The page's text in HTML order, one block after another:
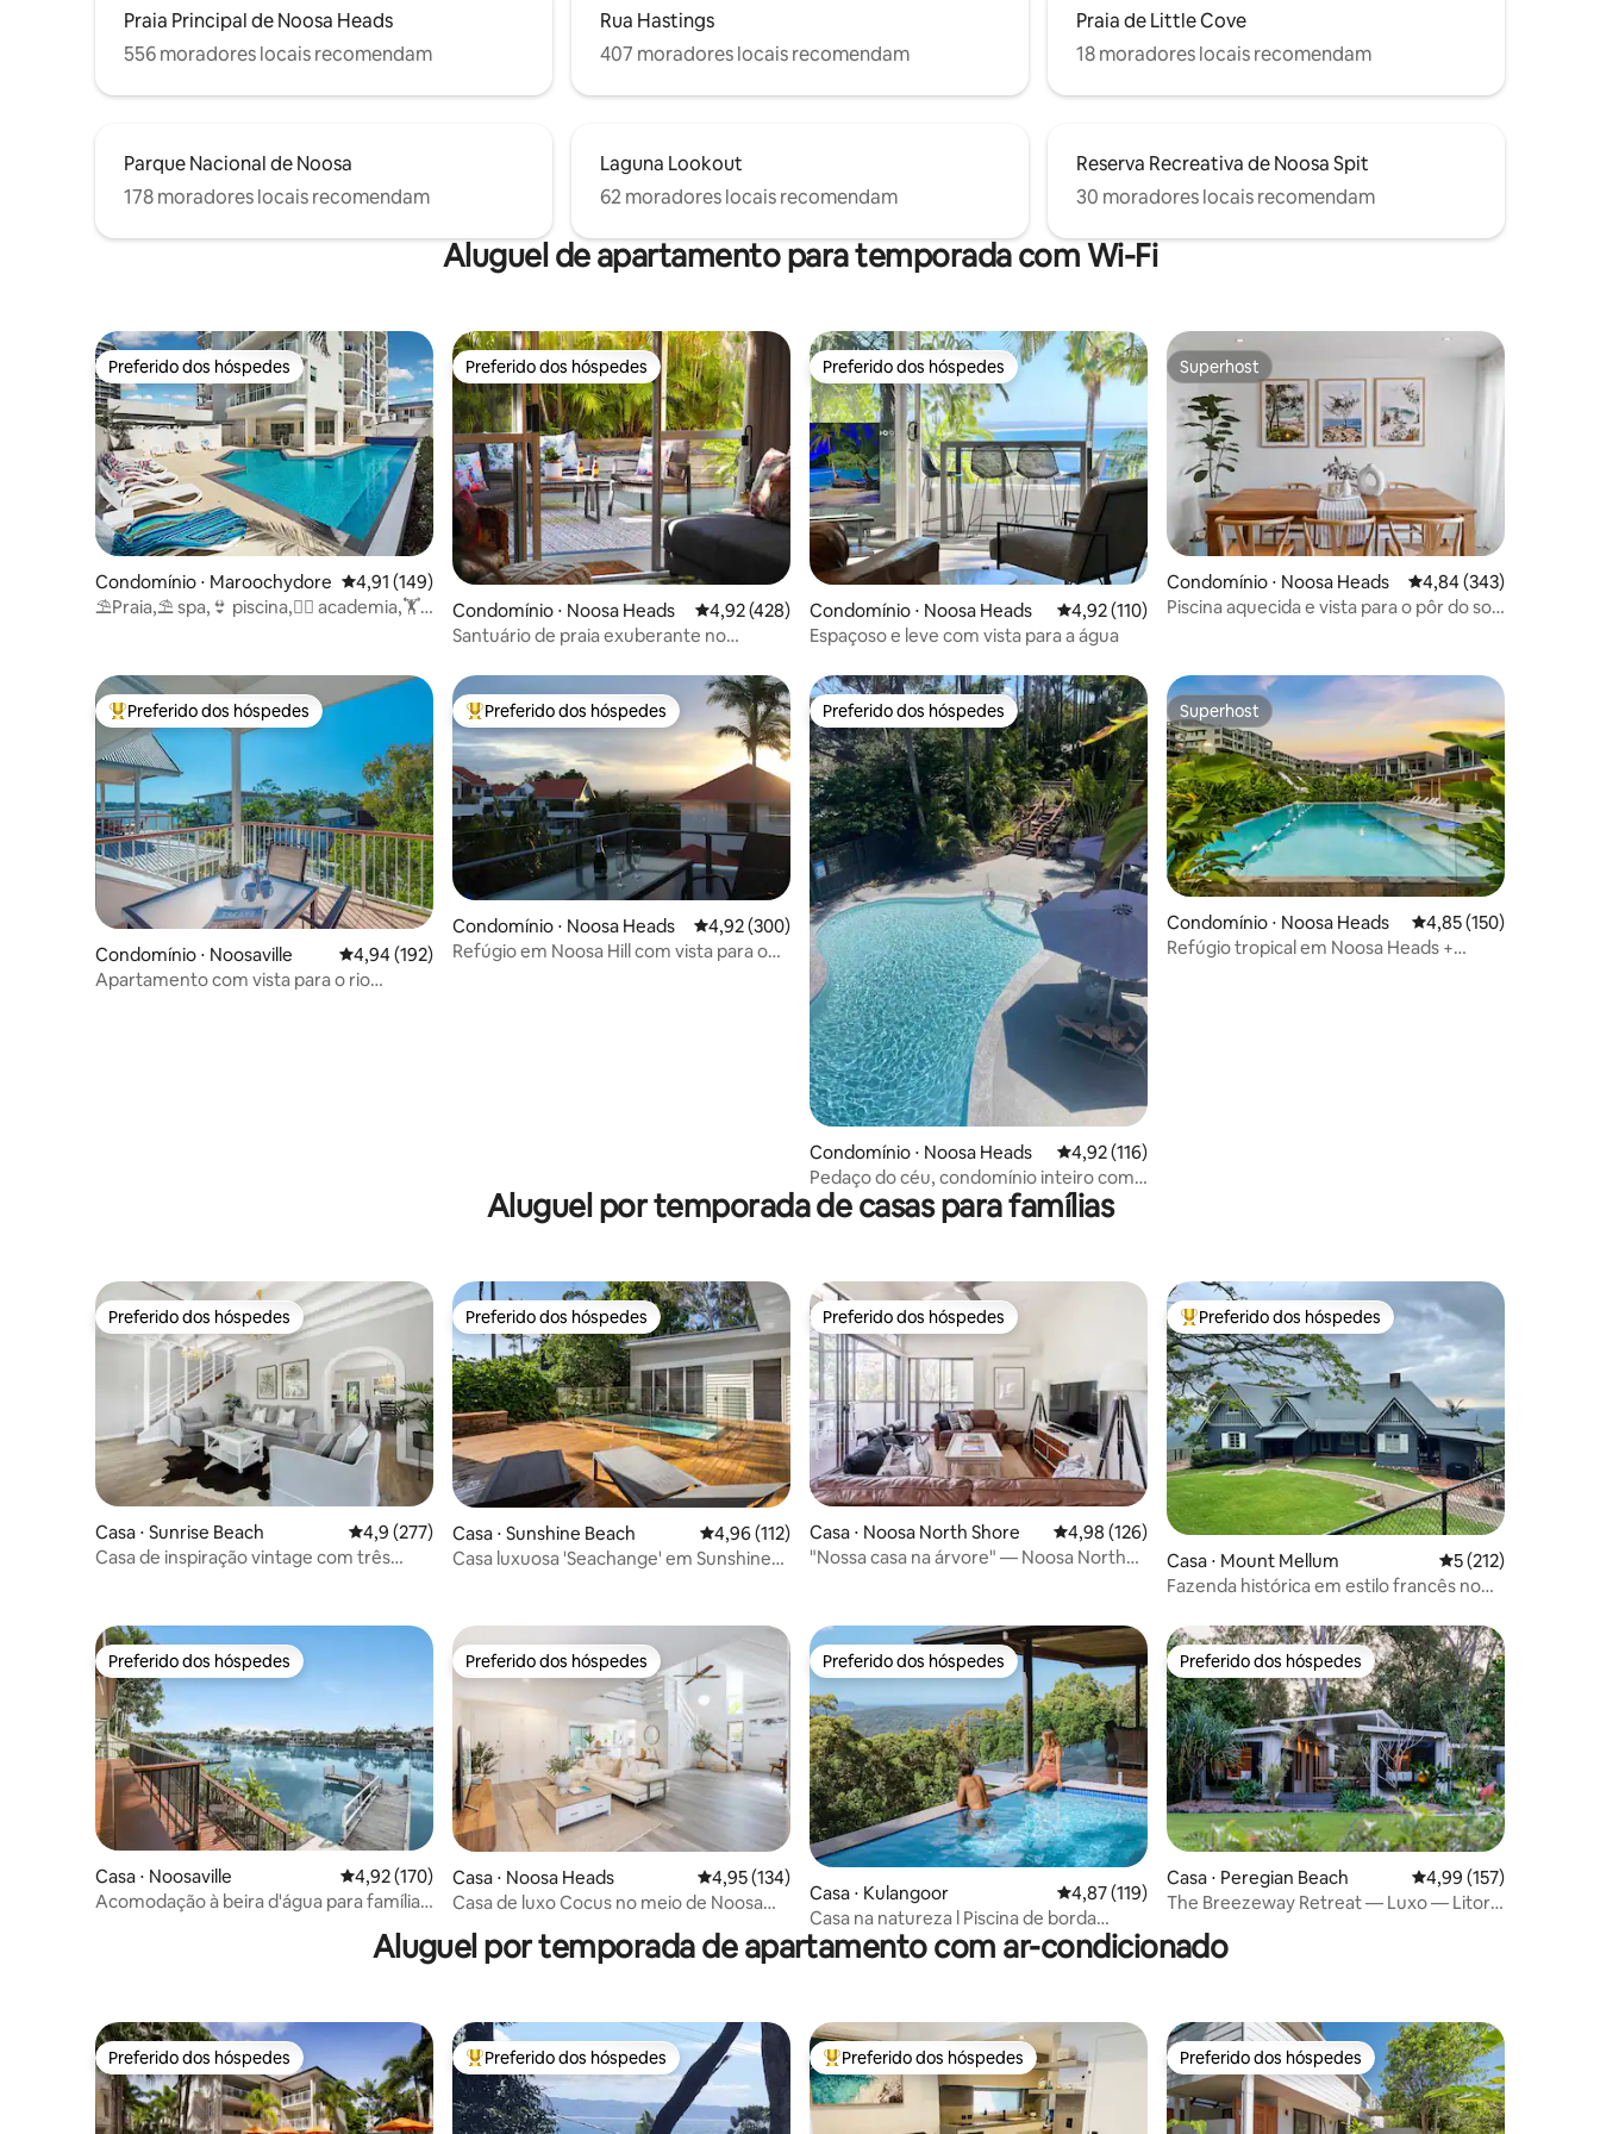
Praia Principal de Noosa Heads
556 moradores locais recomendam
Rua Hastings
407 moradores locais recomendam
Praia de Little Cove
18 moradores locais recomendam
Parque Nacional de Noosa
178 moradores locais recomendam
Laguna Lookout
62 moradores locais recomendam
Reserva Recreativa de Noosa Spit
30 moradores locais recomendam
Aluguel de apartamento para temporada com Wi-Fi
Preferido dos hóspedes
Preferido dos hóspedes
Condomínio ⋅ Maroochydore 4,91 de uma avaliação média de 5, 149 avaliações
4,91 (149)
⛱Praia,⛱ spa,👙 piscina,🏊‍♀️ academia,🏋️
Preferido dos hóspedes
Preferido dos hóspedes
Condomínio ⋅ Noosa Heads 4,92 de uma avaliação média de 5, 428 avaliações
4,92 (428)
Santuário de praia exuberante no
Preferido dos hóspedes
Preferido dos hóspedes
Condomínio ⋅ Noosa Heads 4,92 de uma avaliação média de 5, 110 avaliações
4,92 (110)
Espaçoso e leve com vista para a água
Superhost
Superhost
Condomínio ⋅ Noosa Heads 4,84 de uma avaliação
4,84 (343)
Piscina aquecida e vista para o pôr do sol,
Entre os melhores preferidos dos hóspedes
Preferido dos hóspedes
Condomínio ⋅ Noosaville 4,94 de uma avaliação média de 5, 192 avaliações
4,94 (192)
Apartamento com vista para o rio
Entre os melhores preferidos dos hóspedes
Preferido dos hóspedes
Condomínio ⋅ Noosa Heads 4,92 de uma avaliação média de 5, 300 avaliações
4,92 (300)
Refúgio em Noosa Hill com vista para o
Preferido dos hóspedes
Preferido dos hóspedes
Condomínio ⋅ Noosa Heads 4,92 de uma avaliação média de 5, 116 avaliações
4,92 (116)
Pedaço do céu, condomínio inteiro com
piscina aquecida
Superhost
Superhost
Condomínio ⋅ Noosa Heads 4,85 de uma avaliação
4,85 (150)
Refúgio tropical em Noosa Heads +
Aluguel por temporada de casas para famílias
Preferido dos hóspedes
Preferido dos hóspedes
Casa ⋅ Sunrise Beach 4,9 de uma avaliação média de 5, 277 avaliações
4,9 (277)
Casa de inspiração vintage com três
Preferido dos hóspedes
Preferido dos hóspedes
Casa ⋅ Sunshine Beach 4,96 de uma avaliação média de 5, 112 avaliações
4,96 (112)
Casa luxuosa 'Seachange' em Sunshine
Preferido dos hóspedes
Preferido dos hóspedes
Casa ⋅ Noosa North Shore 4,98 de uma avaliação média de 5, 126 avaliações
4,98 (126)
"Nossa casa na árvore" — Noosa North
Entre os melhores preferidos dos hóspedes
Preferido dos hóspedes
Casa ⋅ Mount Mellum 5 de uma avaliação
5 (212)
Fazenda histórica em estilo francês no
Preferido dos hóspedes
Preferido dos hóspedes
Casa ⋅ Noosaville 4,92 de uma avaliação média de 5, 170 avaliações
4,92 (170)
Acomodação à beira d'água para famílias
Preferido dos hóspedes
Preferido dos hóspedes
Casa ⋅ Noosa Heads 4,95 de uma avaliação média de 5, 134 avaliações
4,95 (134)
Casa de luxo Cocus no meio de Noosa
Preferido dos hóspedes
Preferido dos hóspedes
Casa ⋅ Kulangoor 4,87 de uma avaliação média de 5, 119 avaliações
4,87 (119)
Casa na natureza l Piscina de borda
infinita e bela vista
Preferido dos hóspedes
Preferido dos hóspedes
Casa ⋅ Peregian Beach 4,99 de uma avaliação
4,99 (157)
The Breezeway Retreat — Luxo — Litoral
Aluguel por temporada de apartamento com ar-condicionado
Preferido dos hóspedes
Preferido dos hóspedes Entre os melhores preferidos dos hóspedes
Preferido dos hóspedes Entre os melhores preferidos dos hóspedes
Preferido dos hóspedes Preferido dos hóspedes
Preferido dos hóspedes